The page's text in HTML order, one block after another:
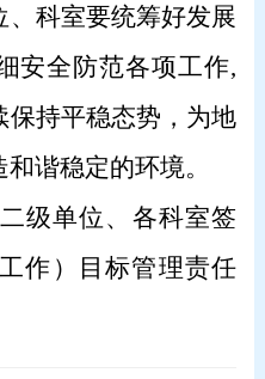
科室要统筹好发展
安全防范各项工作,
持平稳态势，为地
谐稳定的环境。
级单位、各科室签
作）目标管理责任